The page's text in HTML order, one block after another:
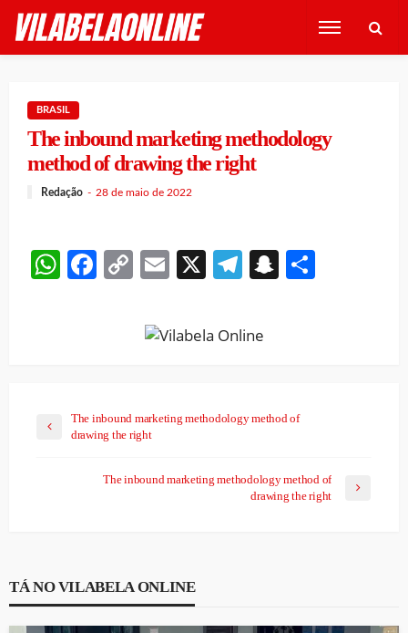
BRASIL
The inbound marketing methodology
method of drawing the right
Redação 28 de maio de 2022
WhatsApp
Facebook
CopyEmail
X Telegram
Snapchat
The inbound marketing methodology method of
drawing the right
The inbound marketing methodology method of
drawing the right
TÁ NO VILABELA ONLINE